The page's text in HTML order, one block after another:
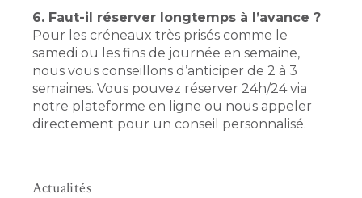
6. Faut-il réserver longtemps à l’avance ?
Pour les créneaux très prisés comme le
samedi ou les fins de journée en semaine,
nous vous conseillons d’anticiper de 2 à 3
semaines. Vous pouvez réserver 24h/24 via
notre plateforme en ligne ou nous appeler
directement pour un conseil personnalisé.
Actualités